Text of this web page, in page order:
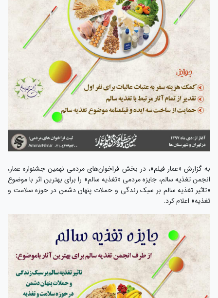
به گزارش «عمار فیلم»، در بخش فراخوان‌های مردمی نهمین جشنواره عمار،
انجمن تغذیه سالم، جایزه مردمی «تغذیه سالم» را برای بهترین اثر با موضوع
«تاثیر تغذیه سالم بر سبک زندگی و حملات پنهان دشمن در حوزه سلامت و
تغذیه» اعلام کرد.